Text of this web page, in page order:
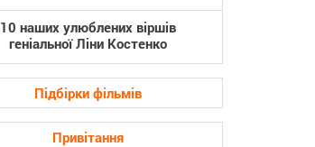
10 наших улюблених віршів
геніальної Ліни Костенко
Підбірки фільмів
Привітання